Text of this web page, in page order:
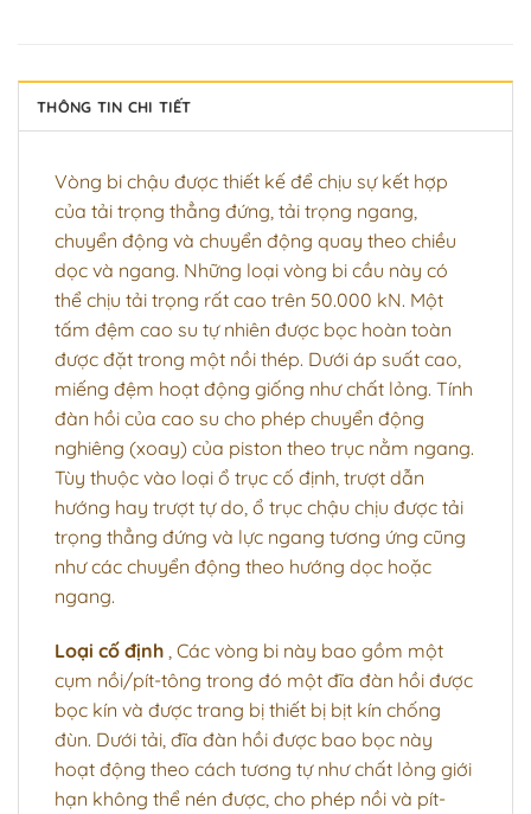
THÔNG TIN CHI TIẾT
Vòng bi chậu được thiết kế để chịu sự kết hợp
của tải trọng thẳng đứng, tải trọng ngang,
chuyển động và chuyển động quay theo chiều
dọc và ngang. Những loại vòng bi cầu này có
thể chịu tải trọng rất cao trên 50.000 kN. Một
tấm đệm cao su tự nhiên được bọc hoàn toàn
được đặt trong một nồi thép. Dưới áp suất cao,
miếng đệm hoạt động giống như chất lỏng. Tính
đàn hồi của cao su cho phép chuyển động
nghiêng (xoay) của piston theo trục nằm ngang.
Tùy thuộc vào loại ổ trục cố định, trượt dẫn
hướng hay trượt tự do, ổ trục chậu chịu được tải
trọng thẳng đứng và lực ngang tương ứng cũng
như các chuyển động theo hướng dọc hoặc
ngang.
Loại cố định , Các vòng bi này bao gồm một
cụm nồi/pít-tông trong đó một đĩa đàn hồi được
bọc kín và được trang bị thiết bị bịt kín chống
đùn. Dưới tải, đĩa đàn hồi được bao bọc này
hoạt động theo cách tương tự như chất lỏng giới
hạn không thể nén được, cho phép nồi và pít-